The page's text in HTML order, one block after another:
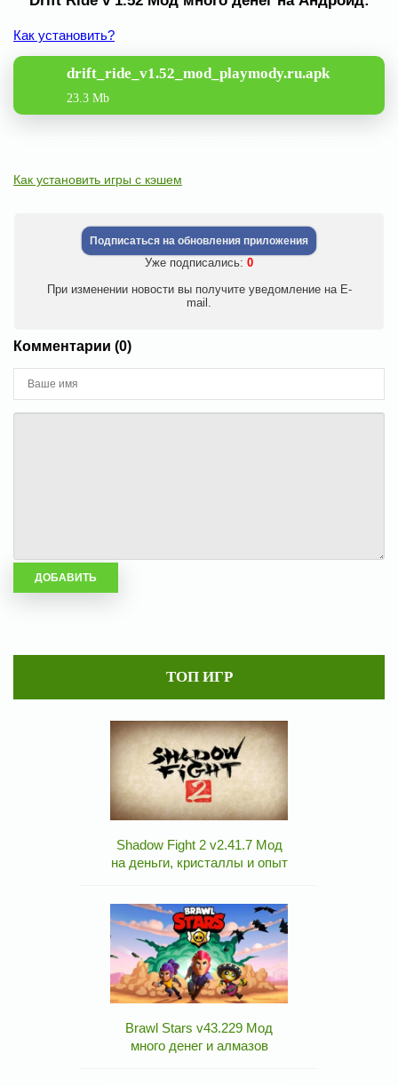
Как установить?
drift_ride_v1.52_mod_playmody.ru.apk
23.3 Mb
Как установить игры с кэшем
Подписаться на обновления приложения
Уже подписались: 0
При изменении новости вы получите уведомление на E-
mail.
Комментарии (0)
ТОП ИГР
Shadow Fight 2 v2.41.7 Мод
на деньги, кристаллы и опыт
Brawl Stars v43.229 Мод
много денег и алмазов